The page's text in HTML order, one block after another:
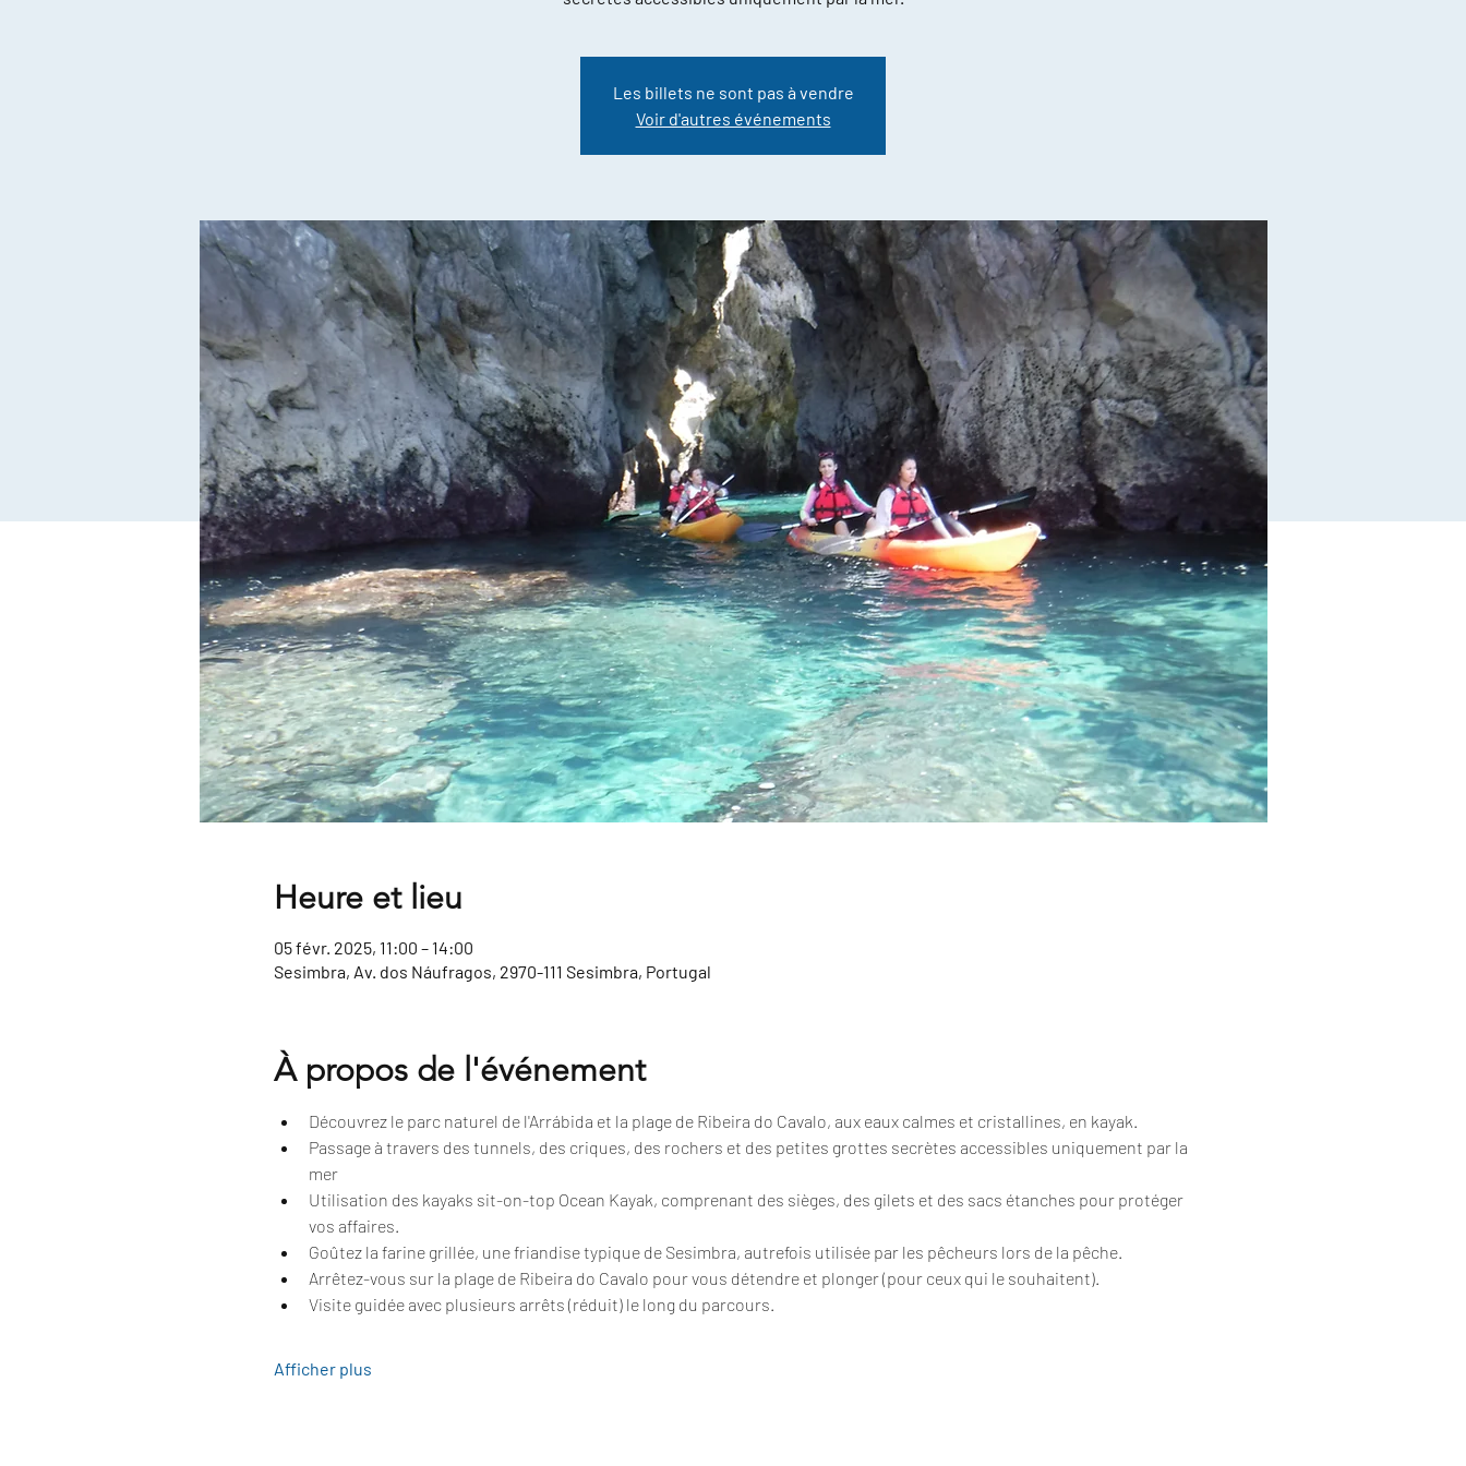
Les billets ne sont pas à vendre
Voir d'autres événements
Heure et lieu
05 févr. 2025, 11:00 – 14:00
Sesimbra, Av. dos Náufragos, 2970-111 Sesimbra, Portugal
À propos de l'événement
Découvrez le parc naturel de l'Arrábida et la plage de Ribeira do Cavalo, aux eaux calmes et cristallines, en kayak.
Passage à travers des tunnels, des criques, des rochers et des petites grottes secrètes accessibles uniquement par la
mer
Utilisation des kayaks sit-on-top Ocean Kayak, comprenant des sièges, des gilets et des sacs étanches pour protéger
vos affaires.
Goûtez la farine grillée, une friandise typique de Sesimbra, autrefois utilisée par les pêcheurs lors de la pêche.
Arrêtez-vous sur la plage de Ribeira do Cavalo pour vous détendre et plonger (pour ceux qui le souhaitent).
Visite guidée avec plusieurs arrêts (réduit) le long du parcours.
Afficher plus